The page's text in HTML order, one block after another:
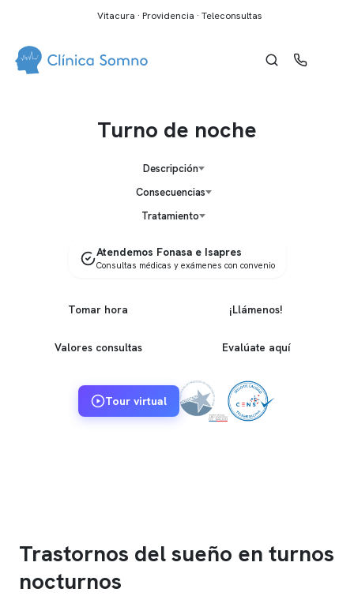
Vitacura · Providencia · Teleconsultas
Turno de noche
Descripción
Consecuencias
Tratamiento
Atendemos Fonasa e Isapres
Consultas médicas y exámenes con convenio
Tomar hora ¡Llámenos!
Valores consultas Evalúate aquí
Tour virtual
Trastornos del sueño en turnos
nocturnos